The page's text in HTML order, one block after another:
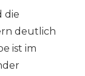
die
deutlich
ist im